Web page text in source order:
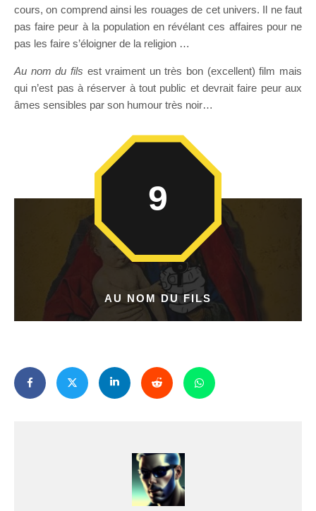
cours, on comprend ainsi les rouages de cet univers. Il ne faut
pas faire peur à la population en révélant ces affaires pour ne
pas les faire s’éloigner de la religion …
Au nom du fils est vraiment un très bon (excellent) film mais
qui n’est pas à réserver à tout public et devrait faire peur aux
âmes sensibles par son humour très noir…
AU NOM DU FILS
9